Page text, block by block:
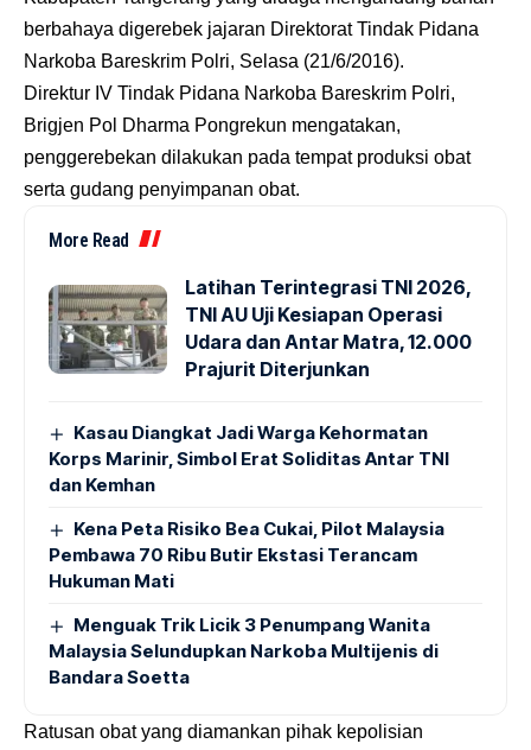
berbahaya digerebek jajaran Direktorat Tindak Pidana
Narkoba Bareskrim Polri, Selasa (21/6/2016).
Direktur IV Tindak Pidana Narkoba Bareskrim Polri,
Brigjen Pol Dharma Pongrekun mengatakan,
penggerebekan dilakukan pada tempat produksi obat
serta gudang penyimpanan obat.
More Read
Latihan Terintegrasi TNI 2026,
TNI AU Uji Kesiapan Operasi
Udara dan Antar Matra, 12.000
Prajurit Diterjunkan
Kasau Diangkat Jadi Warga Kehormatan
Korps Marinir, Simbol Erat Soliditas Antar TNI
dan Kemhan
Kena Peta Risiko Bea Cukai, Pilot Malaysia
Pembawa 70 Ribu Butir Ekstasi Terancam
Hukuman Mati
Menguak Trik Licik 3 Penumpang Wanita
Malaysia Selundupkan Narkoba Multijenis di
Bandara Soetta
Ratusan obat yang diamankan pihak kepolisian